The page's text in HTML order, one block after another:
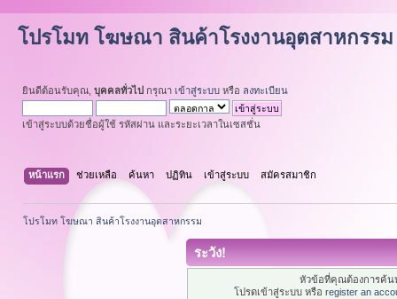
โปรโมท โฆษณา สินค้าโรงงานอุตสาหกรรม
ยินดีต้อนรับคุณ, บุคคลทั่วไป กรุณา เข้าสู่ระบบ หรือ ลงทะเบียน
เข้าสู่ระบบด้วยชื่อผู้ใช้ รหัสผ่าน และระยะเวลาในเซสชั่น
หน้าแรก ช่วยเหลือ ค้นหา ปฏิทิน เข้าสู่ระบบ สมัครสมาชิก
โปรโมท โฆษณา สินค้าโรงงานอุตสาหกรรม
ระวัง!
หัวข้อที่คุณต้องการค้น
โปรดเข้าสู่ระบบ หรือ register an